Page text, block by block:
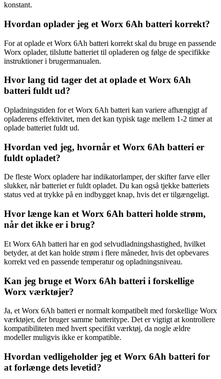
konstant.
Hvordan oplader jeg et Worx 6Ah batteri korrekt?
For at oplade et Worx 6Ah batteri korrekt skal du bruge en passende
Worx oplader, tilslutte batteriet til opladeren og følge de specifikke
instruktioner i brugermanualen.
Hvor lang tid tager det at oplade et Worx 6Ah
batteri fuldt ud?
Opladningstiden for et Worx 6Ah batteri kan variere afhængigt af
opladerens effektivitet, men det kan typisk tage mellem 1-2 timer at
oplade batteriet fuldt ud.
Hvordan ved jeg, hvornår et Worx 6Ah batteri er
fuldt opladet?
De fleste Worx opladere har indikatorlamper, der skifter farve eller
slukker, når batteriet er fuldt opladet. Du kan også tjekke batteriets
status ved at trykke på en indbygget knap, hvis det er tilgængeligt.
Hvor længe kan et Worx 6Ah batteri holde strøm,
når det ikke er i brug?
Et Worx 6Ah batteri har en god selvudladningshastighed, hvilket
betyder, at det kan holde strøm i flere måneder, hvis det opbevares
korrekt ved en passende temperatur og opladningsniveau.
Kan jeg bruge et Worx 6Ah batteri i forskellige
Worx værktøjer?
Ja, et Worx 6Ah batteri er normalt kompatibelt med forskellige Worx
værktøjer, der bruger samme batteritype. Det er vigtigt at kontrollere
kompatibiliteten med hvert specifikt værktøj, da nogle ældre
modeller muligvis ikke er kompatible.
Hvordan vedligeholder jeg et Worx 6Ah batteri for
at forlænge dets levetid?